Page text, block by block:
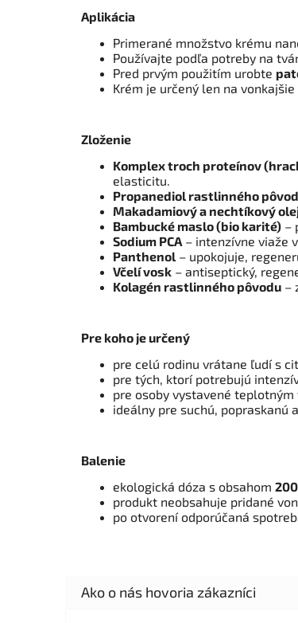
Aplikácia
Primerané množstvo krému
Používajte podľa potreby na
Pred prvým použitím urobte
Krém je určený len na
Zloženie
Komplex troch proteínov
elasticitu.
Propanediol rastlinného
Makadamiový a nechtíkový
Bambucké maslo (bio karité) –
Sodium PCA – intenzívne viaže
Panthenol – upokojuje,
Včelí vosk – antiseptický,
Kolagén rastlinného pôvodu –
Pre koho je určený
pre celú rodinu vrátane ľudí s
pre tých, ktorí potrebujú
pre osoby vystavené
ideálny pre suchú, popraskanú
Balenie
ekologická dóza s obsahom
produkt neobsahuje pridané
po otvorení odporúčaná